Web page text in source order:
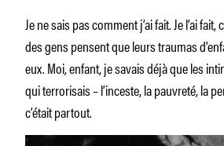
Je ne sais pas comment j’ai fait. Je l’ai
des gens pensent que leurs traumas
eux. Moi, enfant, je savais déjà que les
qui terrorisais – l’inceste, la pauvreté, la
c’était partout.